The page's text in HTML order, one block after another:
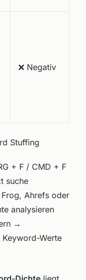
❌ Negativ
Stuffing
+ F / CMD + F
suche
Ahrefs oder
analysieren
→
Werte